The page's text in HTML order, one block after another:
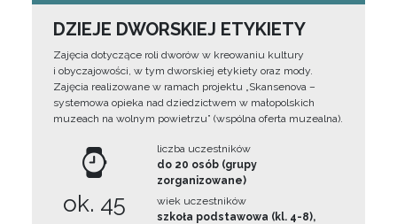
DZIEJE DWORSKIEJ ETYKIETY
Zajęcia dotyczące roli dworów w kreowaniu kultury
i obyczajowości, w tym dworskiej etykiety oraz mody.
Zajęcia realizowane w ramach projektu „Skansenova –
systemowa opieka nad dziedzictwem w małopolskich
muzeach na wolnym powietrzu” (wspólna oferta muzealna).
ok. 45
liczba uczestników
do 20 osób (grupy
zorganizowane)
wiek uczestników
szkoła podstawowa (kl. 4-8),